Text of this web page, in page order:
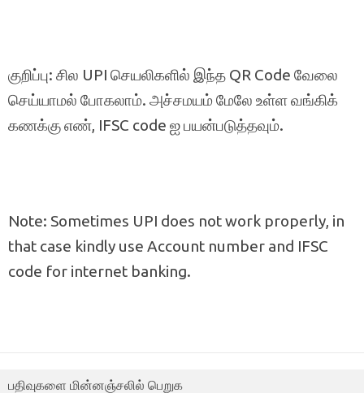
குறிப்பு: சில UPI செயலிகளில் இந்த QR Code வேலை
செய்யாமல் போகலாம். அச்சமயம் மேலே உள்ள வங்கிக்
கணக்கு எண், IFSC code ஐ பயன்படுத்தவும்.
Note: Sometimes UPI does not work properly, in
that case kindly use Account number and IFSC
code for internet banking.
பதிவுகளை மின்னஞ்சலில் பெறுக